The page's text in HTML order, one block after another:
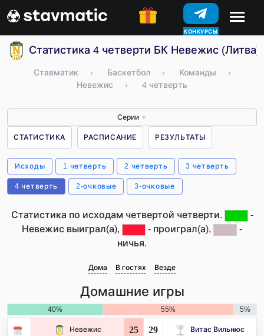
КОНКУРСЫ
Статистика 4 четверти БК Невежис (Литва)
Ставматик › Баскетбол › Команды
›
Невежис
› 4 четверть
Серии ▼
СТАТИСТИКА РАСПИСАНИЕ РЕЗУЛЬТАТЫ
Исходы 1 четверть 2 четверть 3 четверть
4 четверть 2-очковые 3-очковые
Статистика по исходам четвертой четверти.
-
Невежис выиграл(а),
- проиграл(а),
-
ничья.
Дома В гостях Везде
Домашние игры
40% 55% 5%
Невежис 25 29 Витас Вильнюс